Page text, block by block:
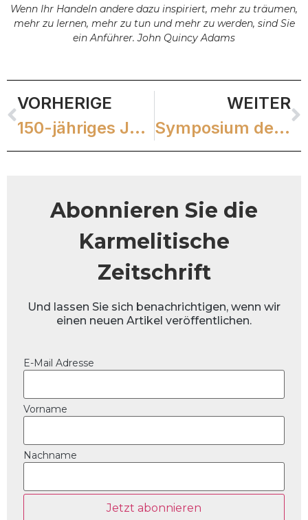
Wenn Ihr Handeln andere dazu inspiriert, mehr zu träumen,
mehr zu lernen, mehr zu tun und mehr zu werden, sind Sie
ein Anführer. John Quincy Adams
VORHERIGE
150-jähriges Jubiläum des Geistlichen Zentrums der Karmeliten
WEITER
Symposium des Karmelitischen Instituts 2024
Abonnieren Sie die
Karmelitische
Zeitschrift
Und lassen Sie sich benachrichtigen, wenn wir
einen neuen Artikel veröffentlichen.
E-Mail Adresse
Vorname
Nachname